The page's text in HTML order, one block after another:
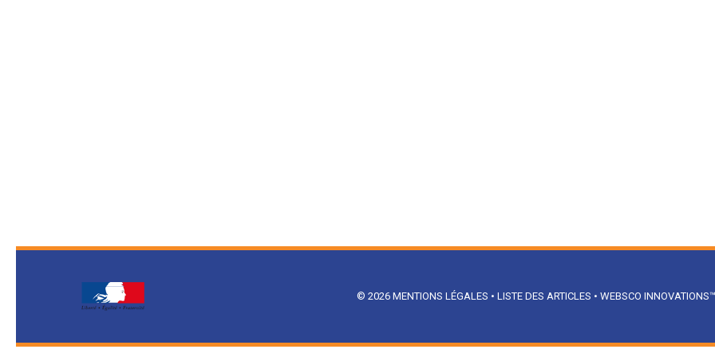
© 2026 MENTIONS LÉGALES • LISTE DES ARTICLES • WEBSCO INNOVATIONS™